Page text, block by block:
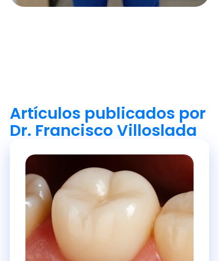
Artículos publicados por
Dr. Francisco Villoslada